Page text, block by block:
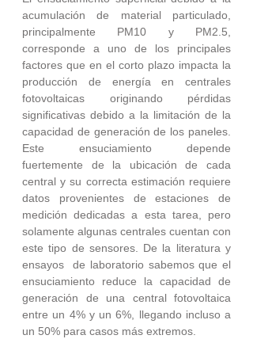
acumulación de material particulado,
principalmente PM10 y PM2.5,
corresponde a uno de los principales
factores que en el corto plazo impacta la
producción de energía en centrales
fotovoltaicas originando pérdidas
significativas debido a la limitación de la
capacidad de generación de los paneles.
Este ensuciamiento depende
fuertemente de la ubicación de cada
central y su correcta estimación requiere
datos provenientes de estaciones de
medición dedicadas a esta tarea, pero
solamente algunas centrales cuentan con
este tipo de sensores. De la literatura y
ensayos  de laboratorio sabemos que el
ensuciamiento reduce la capacidad de
generación de una central fotovoltaica
entre un 4% y un 6%, llegando incluso a
un 50% para casos más extremos.